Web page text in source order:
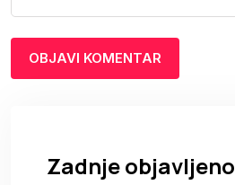
Zadnje objavljeno